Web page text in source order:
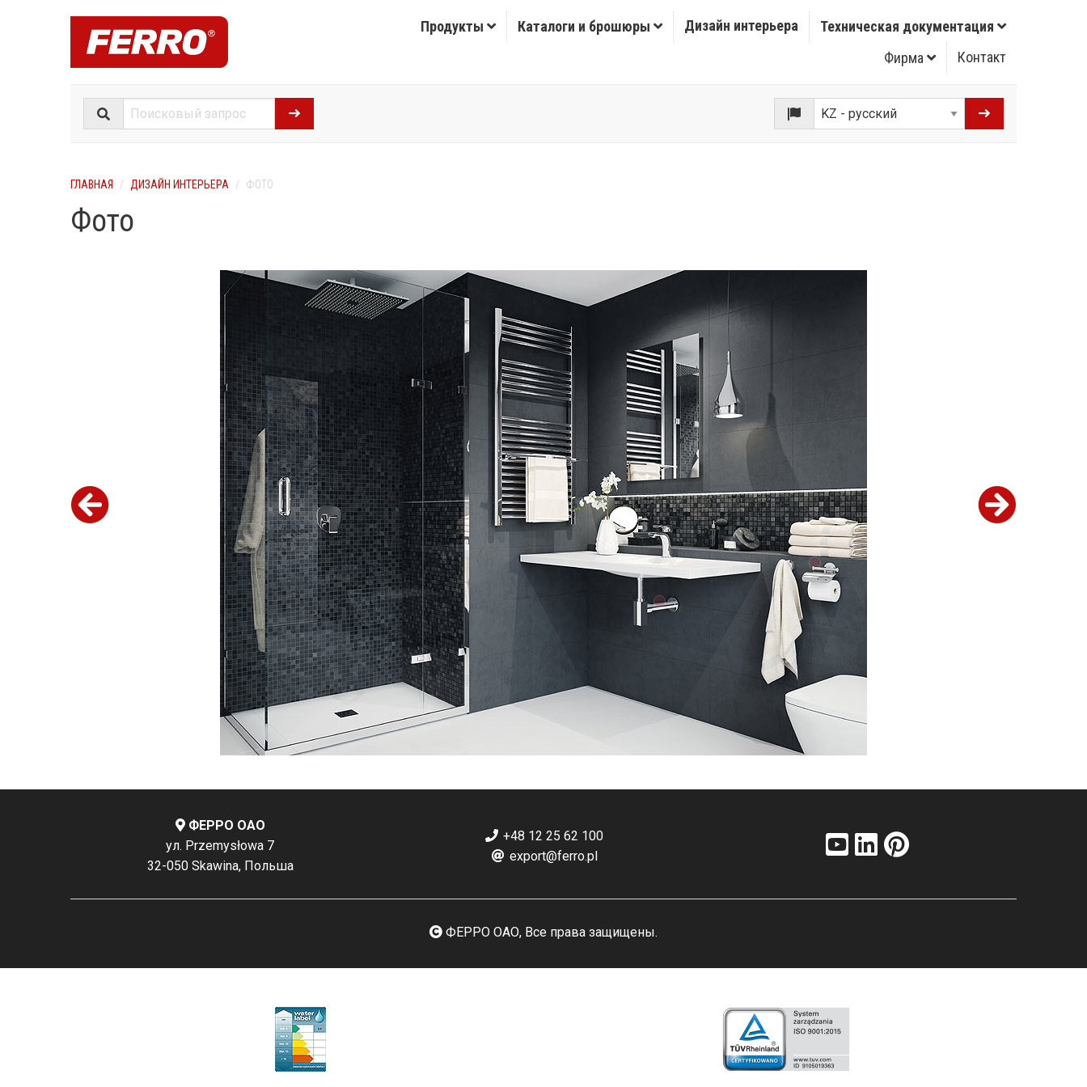
Продукты Каталоги и брошюры Дизайн интерьера
Техническая документация
Фирма
Контакт
ГЛАВНАЯ ДИЗАЙН ИНТЕРЬЕРА ФОТО
Фото
ФЕРРО ОАО
ул. Przemysłowa 7
32-050 Skawina, Польша
+48 12 25 62 100
export@ferro.pl
ФЕРРО ОАО, Все права защищены.